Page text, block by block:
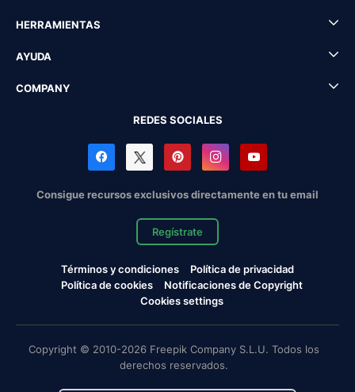
HERRAMIENTAS
AYUDA
COMPANY
REDES SOCIALES
Consigue recursos exclusivos directamente en tu email
Regístrate
Términos y condiciones
Política de privacidad
Política de cookies
Notificaciones de Copyright
Cookies settings
Copyright © 2010-2026 Freepik Company S.L.U. Todos los
derechos reservados.